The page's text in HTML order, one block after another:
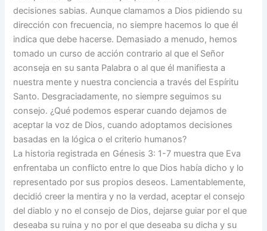
decisiones sabias. Aunque clamamos a Dios pidiendo su
dirección con frecuencia, no siempre hacemos lo que él
indica que debe hacerse. Demasiado a menudo, hemos
tomado un curso de acción contrario al que el Señor
aconseja en su santa Palabra o al que él manifiesta a
nuestra mente y nuestra conciencia a través del Espíritu
Santo. Desgraciadamente, no siempre seguimos su
consejo. ¿Qué podemos esperar cuando dejamos de
aceptar la voz de Dios, cuando adoptamos decisiones
basadas en la lógica o el criterio humanos?
La historia registrada en Génesis 3: 1-7 muestra que Eva
enfrentaba un conflicto entre lo que Dios había dicho y lo
representado por sus propios deseos. Lamentablemente,
decidió creer la mentira y no la verdad, aceptar el consejo
del diablo y no el consejo de Dios, dejarse guiar por el que
deseaba su ruina y no por el que deseaba su dicha y su